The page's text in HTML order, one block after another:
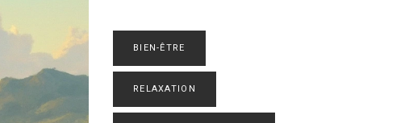
BIEN-ÊTRE
RELAXATION